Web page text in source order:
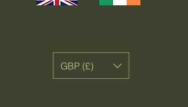
GBP (£)